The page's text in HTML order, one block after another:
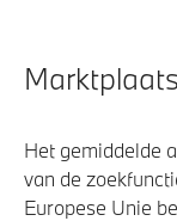
Het gemiddelde
van de
Europese Unie